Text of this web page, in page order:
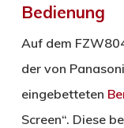
Bedienung
Auf dem
der von
eingebetteten
Screen“. Diese